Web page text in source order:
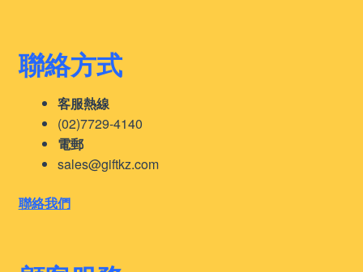
聯絡方式
客服熱線
(02)7729-4140
電郵
sales@giftkz.com
聯絡我們